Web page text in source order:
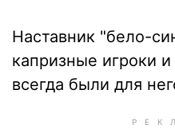
Наставник "бело-
капризные игроки
всегда были для